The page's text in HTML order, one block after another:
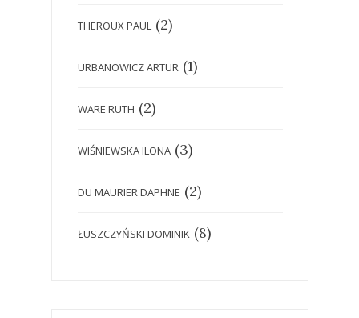
THEROUX PAUL (2)
URBANOWICZ ARTUR (1)
WARE RUTH (2)
WIŚNIEWSKA ILONA (3)
DU MAURIER DAPHNE (2)
ŁUSZCZYŃSKI DOMINIK (8)